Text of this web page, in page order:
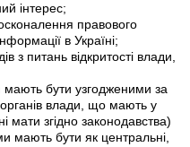
інтерес;
правового
в Україні;
з питань відкритості влади,
мають бути узгодженими за
влади, що мають у
мати згідно законодавства)
мають бути як центральні,